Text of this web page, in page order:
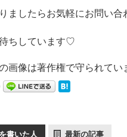
ましたらお気軽にお問い合
ちしています♡
画像は著作権で守られてい
書いた人 最新の記事